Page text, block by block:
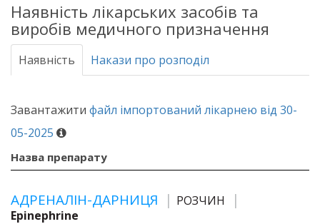
Наявність лікарських засобів та
виробів медичного призначення
Наявність Накази про розподіл
Завантажити файл імпортований лікарнею від 30-
05-2025
Назва препарату
АДРЕНАЛІН-ДАРНИЦЯ
РОЗЧИН
Epinephrine